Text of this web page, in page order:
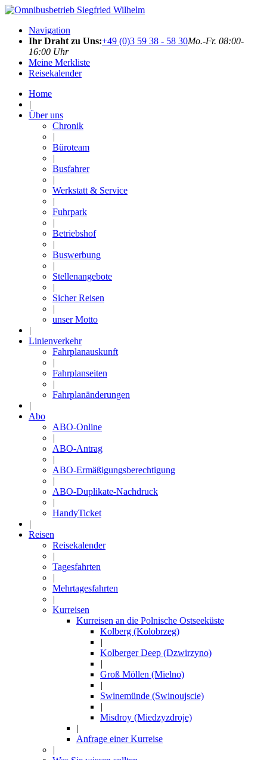
Navigation
Ihr Draht zu Uns:+49 (0)3 59 38 - 58 30Mo.-Fr. 08:00-
16:00 Uhr
Meine Merkliste
Reisekalender
Home
|
Über uns
Chronik
|
Büroteam
|
Busfahrer
|
Werkstatt & Service
|
Fuhrpark
|
Betriebshof
|
Buswerbung
|
Stellenangebote
|
Sicher Reisen
|
unser Motto
|
Linienverkehr
Fahrplanauskunft
|
Fahrplanseiten
|
Fahrplanänderungen
|
Abo
ABO-Online
|
ABO-Antrag
|
ABO-Ermäßigungsberechtigung
|
ABO-Duplikate-Nachdruck
|
HandyTicket
|
Reisen
Reisekalender
|
Tagesfahrten
|
Mehrtagesfahrten
|
Kurreisen
Kurreisen an die Polnische Ostseeküste
Kolberg (Kolobrzeg)
|
Kolberger Deep (Dzwirzyno)
|
Groß Möllen (Mielno)
|
Swinemünde (Swinoujscie)
|
Misdroy (Miedzyzdroje)
|
Anfrage einer Kurreise
|